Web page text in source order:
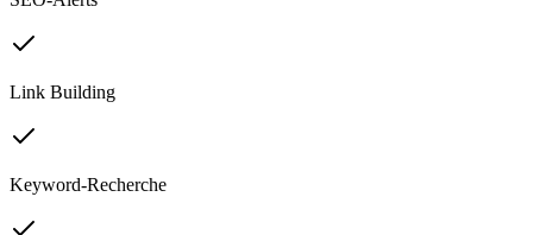
Link Building
Keyword-Recherche